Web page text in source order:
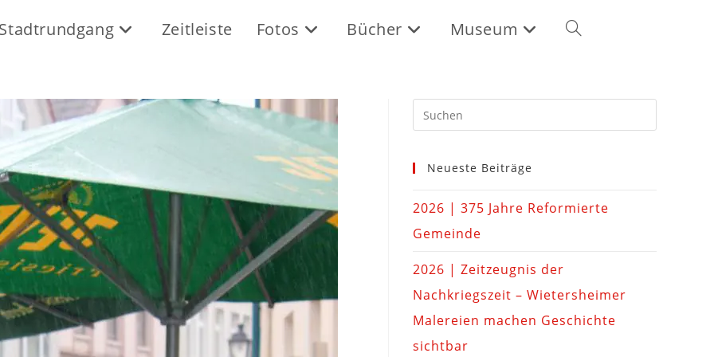
Zeitleiste Fotos Bücher Museum
Neueste Beiträge
2026 | 375 Jahre Reformierte
Gemeinde
2026 | Zeitzeugnis der
Nachkriegszeit – Wietersheimer
Malereien machen Geschichte
sichtbar